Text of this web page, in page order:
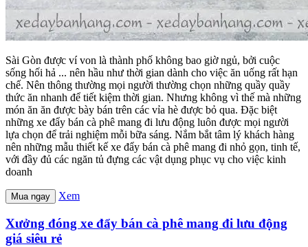
Sài Gòn được ví von là thành phố không bao giờ ngủ, bởi cuộc
sống hối hả ... nên hầu như thời gian dành cho việc ăn uống rất hạn
chế. Nên thông thường mọi người thường chọn những quầy quầy
thức ăn nhanh để tiết kiệm thời gian. Nhưng không vì thế mà những
món ăn ăn được bày bán trên các vỉa hè được bỏ qua. Đặc biệt
những xe đẩy bán cà phê mang đi lưu động luôn được mọi người
lựa chọn để trải nghiệm mỗi bữa sáng. Nắm bắt tâm lý khách hàng
nên những mẫu thiết kế xe đẩy bán cà phê mang đi nhỏ gọn, tinh tế,
với đầy đủ các ngăn tủ đựng các vật dụng phục vụ cho việc kinh
doanh
Mua ngay Xem
Xưởng đóng xe đẩy bán cà phê mang đi lưu động
giá siêu rẻ